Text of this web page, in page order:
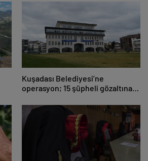
Kuşadası Belediyesi’ne
operasyon; 15 şüpheli gözaltına